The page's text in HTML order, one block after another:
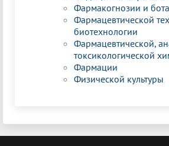
Фармакогнозии и
Фармацевтической
биотехнологии
Фармацевтической,
токсикологической
Фармации
Физической культуры